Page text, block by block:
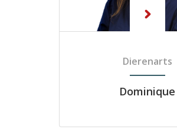
Dierenarts
Dominique